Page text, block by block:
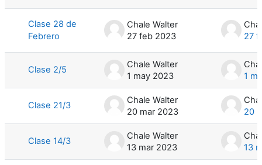
Clase 28 de
Febrero
Chale Walter
27 feb 2023
27
Clase 2/5
Chale Walter
1 may 2023
1
Clase 21/3
Chale Walter
20 mar 2023
20
Clase 14/3
Chale Walter
13 mar 2023
13